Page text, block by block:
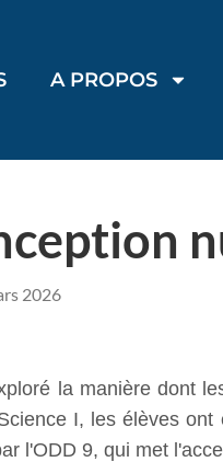
A PROPOS
2026
la manière dont
I, les élèves
l'ODD 9, qui met